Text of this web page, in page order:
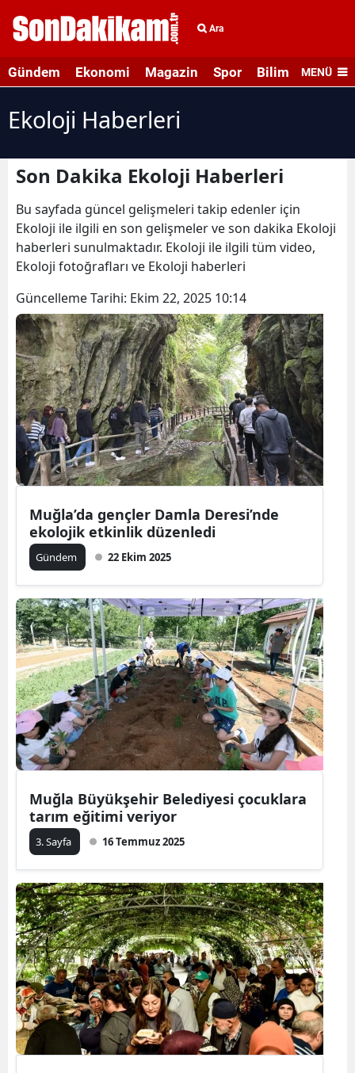
Ara
Gündem Ekonomi Magazin Spor Bilim veMENÜ
Ekoloji Haberleri
Son Dakika Ekoloji Haberleri
Bu sayfada güncel gelişmeleri takip edenler için
Ekoloji ile ilgili en son gelişmeler ve son dakika Ekoloji
haberleri sunulmaktadır. Ekoloji ile ilgili tüm video,
Ekoloji fotoğrafları ve Ekoloji haberleri
Güncelleme Tarihi: Ekim 22, 2025 10:14
Muğla’da gençler Damla Deresi’nde
ekolojik etkinlik düzenledi
Gündem 22 Ekim 2025
Muğla Büyükşehir Belediyesi çocuklara
tarım eğitimi veriyor
3. Sayfa 16 Temmuz 2025